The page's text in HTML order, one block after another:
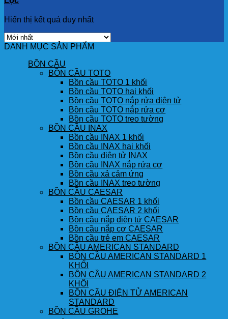
Hiển thị kết quả duy nhất
DANH MỤC SẢN PHẨM
BỒN CẦU
BỒN CẦU TOTO
Bồn cầu TOTO 1 khối
Bồn cầu TOTO hai khối
Bồn cầu TOTO nắp rửa điện tử
Bồn cầu TOTO nắp rửa cơ
Bồn cầu TOTO treo tường
BỒN CẦU INAX
Bồn cầu INAX 1 khối
Bồn cầu INAX hai khối
Bồn cầu điện tử INAX
Bồn cầu INAX nắp rửa cơ
Bồn cầu xả cảm ứng
Bồn cầu INAX treo tường
BỒN CẦU CAESAR
Bồn cầu CAESAR 1 khối
Bồn cầu CAESAR 2 khối
Bồn cầu nắp điện tử CAESAR
Bồn cầu nắp cơ CAESAR
Bồn cầu trẻ em CAESAR
BỒN CẦU AMERICAN STANDARD
BỒN CẦU AMERICAN STANDARD 1
KHỐI
BỒN CẦU AMERICAN STANDARD 2
KHỐI
BỒN CẦU ĐIỆN TỬ AMERICAN
STANDARD
BỒN CẦU GROHE